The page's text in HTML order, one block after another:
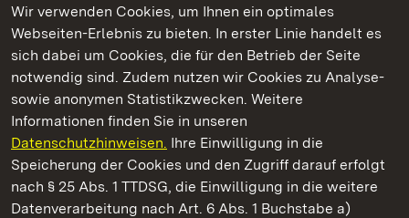
Wir verwenden Cookies, um Ihnen ein optimales
Webseiten-Erlebnis zu bieten. In erster Linie handelt es
sich dabei um Cookies, die für den Betrieb der Seite
notwendig sind. Zudem nutzen wir Cookies zu Analyse-
sowie anonymen Statistikzwecken. Weitere
Informationen finden Sie in unseren
Datenschutzhinweisen. Ihre Einwilligung in die
Speicherung der Cookies und den Zugriff darauf erfolgt
nach § 25 Abs. 1 TTDSG, die Einwilligung in die weitere
Datenverarbeitung nach Art. 6 Abs. 1 Buchstabe a)
Kommen. Staunen. Genießen.
Staatliche Schlösser und Gärten Baden‑Württemberg
Staatliche Schlösser und Gärten Baden-Württemberg